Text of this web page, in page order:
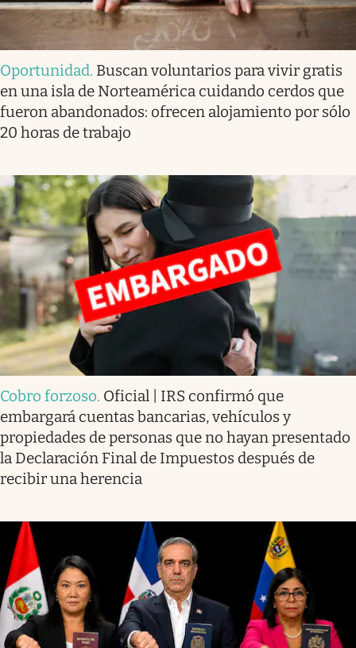
Oportunidad. Buscan voluntarios para vivir gratis
en una isla de Norteamérica cuidando cerdos que
fueron abandonados: ofrecen alojamiento por sólo
20 horas de trabajo
Cobro forzoso. Oficial | IRS confirmó que
embargará cuentas bancarias, vehículos y
propiedades de personas que no hayan presentado
la Declaración Final de Impuestos después de
recibir una herencia